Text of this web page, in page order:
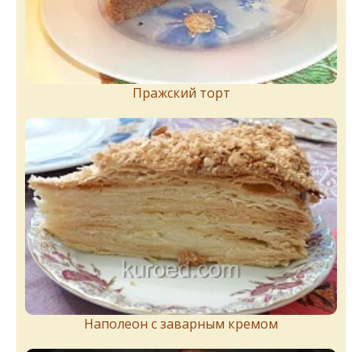
Пражский торт
Наполеон с заварным кремом